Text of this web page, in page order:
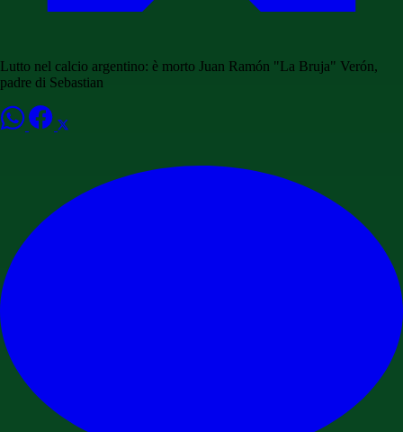
Lutto nel calcio argentino: è morto Juan Ramón "La Bruja" Verón,
padre di Sebastian